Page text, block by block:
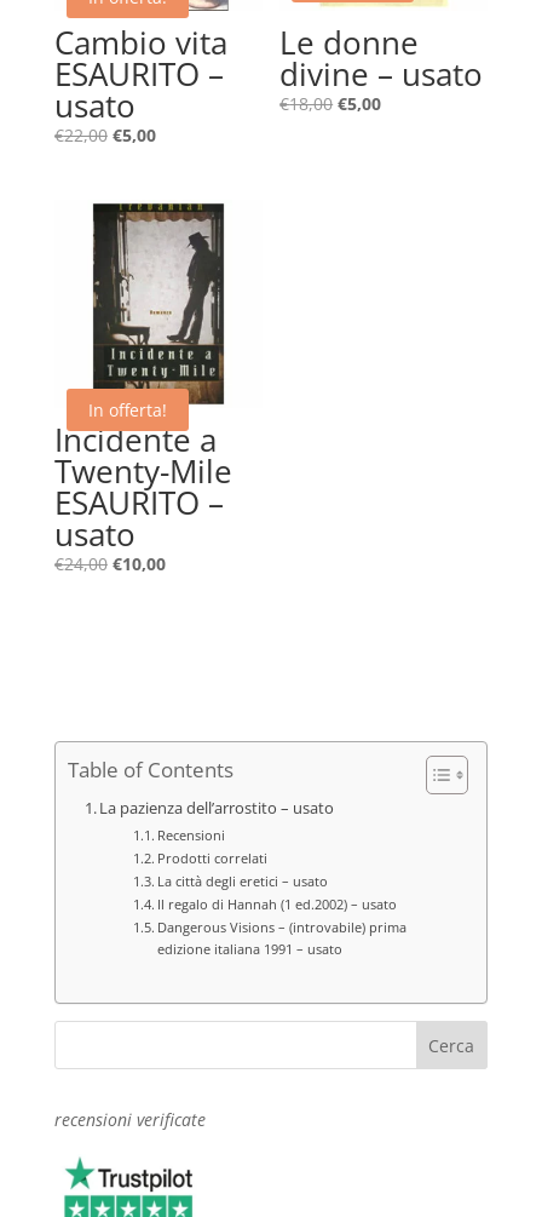
Cambio vita
ESAURITO –
usato
€22,00 Il
era:
€22,00.
€5,00Il
è:
€5,00.
Le donne
divine – usato
€18,00 Il
€5,00Il
In offerta!
Incidente a
Twenty-Mile
ESAURITO –
usato
€24,00 Il
€10,00Il
Table of Contents
La pazienza dell’arrostito – usato
Recensioni
Prodotti correlati
La città degli eretici – usato
Il regalo di Hannah (1 ed.2002) – usato
Dangerous Visions – (introvabile) prima
edizione italiana 1991 – usato
recensioni verificate